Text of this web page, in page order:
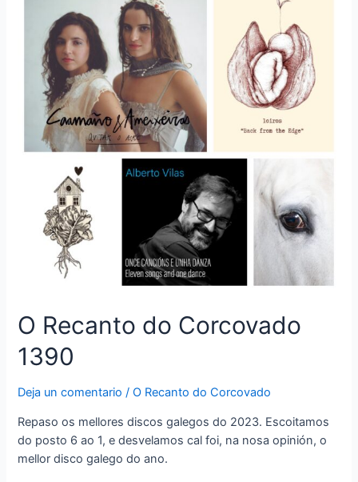
O Recanto do Corcovado
1390
Deja un comentario /O Recanto do Corcovado
Repaso os mellores discos galegos do 2023. Escoitamos
do posto 6 ao 1, e desvelamos cal foi, na nosa opinión, o
mellor disco galego do ano.